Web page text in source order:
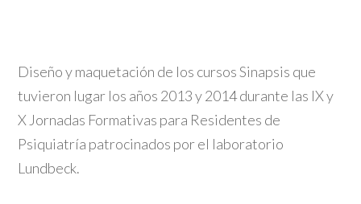
Diseño y maquetación de los cursos Sinapsis que
tuvieron lugar los años 2013 y 2014 durante las IX y
X Jornadas Formativas para Residentes de
Psiquiatría patrocinados por el laboratorio
Lundbeck.